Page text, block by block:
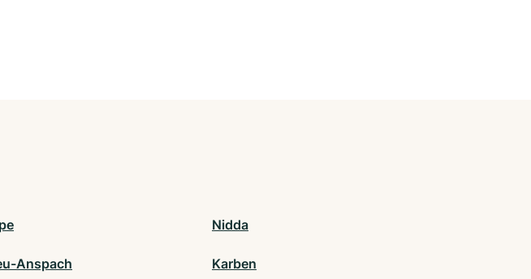
Nidda
Anspach Karben